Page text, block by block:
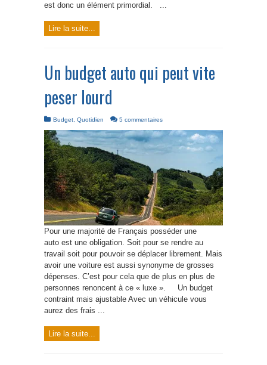
est donc un élément primordial. ...
Lire la suite...
Un budget auto qui peut vite
peser lourd
Budget Quotidien 5 commentaires
Pour une majorité de Français posséder une
auto est une obligation. Soit pour se rendre au
travail soit pour pouvoir se déplacer librement. Mais
avoir une voiture est aussi synonyme de grosses
dépenses. C’est pour cela que de plus en plus de
personnes renoncent à ce « luxe ». Un budget
contraint mais ajustable Avec un véhicule vous
aurez des frais ...
Lire la suite...